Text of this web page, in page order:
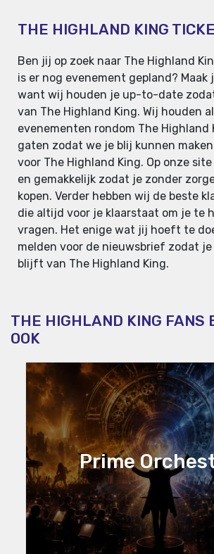
THE HIGHLAND KING
Ben jij op zoek naar The Highland
is er nog evenement gepland? Maak
want wij houden je up-to-date
van The Highland King. Wij houden
evenementen rondom The Highland
gaten zodat we je blij kunnen
voor The Highland King. Op onze
en gemakkelijk zodat je zonder
kopen. Verder hebben wij de beste
die altijd voor je klaarstaat om je te
vragen. Het enige wat jij hoeft te
melden voor de nieuwsbrief zodat
blijft van The Highland King.
THE HIGHLAND KING FANS
OOK
Prime